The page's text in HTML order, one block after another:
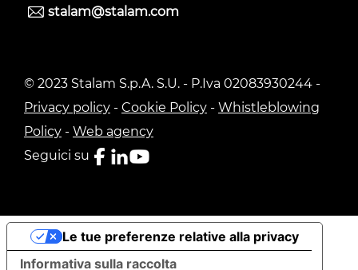
stalam@stalam.com
© 2023 Stalam S.p.A. S.U. - P.Iva 02083930244 -
Privacy policy - Cookie Policy - Whistleblowing
Policy - Web agency
Seguici su
Informativa sulla raccolta
Le tue preferenze relative alla privacy